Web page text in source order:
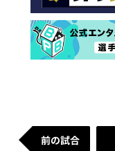
前の試合